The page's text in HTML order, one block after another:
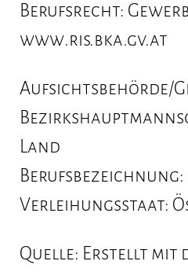
Berufsrecht:
www.ris.bka.gv.at
Aufsichtsbehörde/
Land
Berufsbezeichnung:
Verleihungsstaat:
Quelle: Erstellt mit